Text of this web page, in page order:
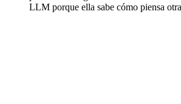
LLM porque ella sabe cómo piensa